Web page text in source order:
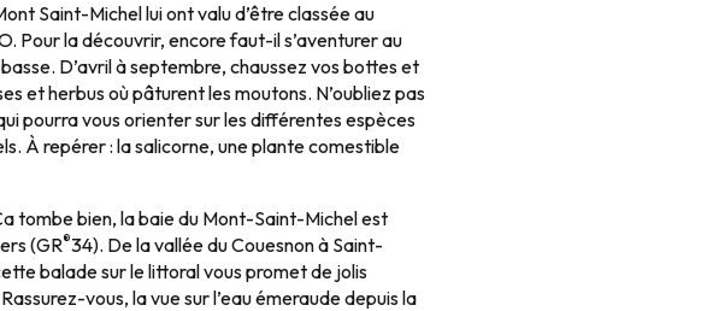
Saint-Michel lui ont valu d’être classée au
Pour la découvrir, encore faut-il s’aventurer au
D’avril à septembre, chaussez vos bottes et
et herbus où pâturent les moutons. N’oubliez pas
pourra vous orienter sur les différentes espèces
À repérer : la salicorne, une plante comestible
tombe bien, la baie du Mont-Saint-Michel est
(GR®34). De la vallée du Couesnon à Saint-
balade sur le littoral vous promet de jolis
vous, la vue sur l’eau émeraude depuis la